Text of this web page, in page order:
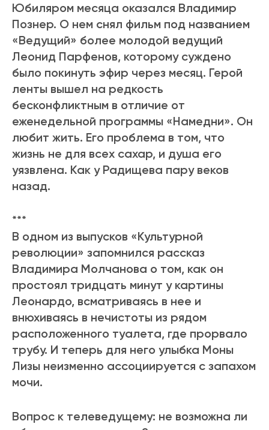
Юбиляром месяца оказался Владимир
Познер. О нем снял фильм под названием
«Ведущий» более молодой ведущий
Леонид Парфенов, которому суждено
было покинуть эфир через месяц. Герой
ленты вышел на редкость
бесконфликтным в отличие от
еженедельной программы «Намедни». Он
любит жить. Его проблема в том, что
жизнь не для всех сахар, и душа его
уязвлена. Как у Радищева пару веков
назад.
***
В одном из выпусков «Культурной
революции» запомнился рассказ
Владимира Молчанова о том, как он
простоял тридцать минут у картины
Леонардо, всматриваясь в нее и
внюхиваясь в нечистоты из рядом
расположенного туалета, где прорвало
трубу. И теперь для него улыбка Моны
Лизы неизменно ассоциируется с запахом
мочи.
Вопрос к телеведущему: не возможна ли